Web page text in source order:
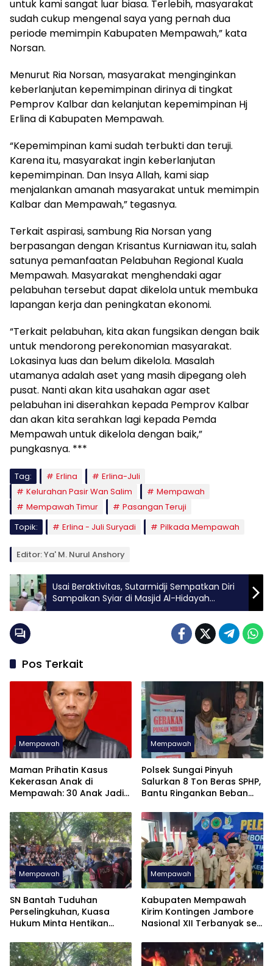
untuk kami sangat luar biasa. Terlebih, masyarakat
sudah cukup mengenal saya yang pernah dua
periode memimpin Kabupaten Mempawah,” kata
Norsan.
Menurut Ria Norsan, masyarakat menginginkan
keberlanjutan kepemimpinan dirinya di tingkat
Pemprov Kalbar dan kelanjutan kepemimpinan Hj
Erlina di Kabupaten Mempawah.
“Kepemimpinan kami sudah terbukti dan teruji.
Karena itu, masyarakat ingin keberlanjutan
kepemimpinan. Dan Insya Allah, kami siap
menjalankan amanah masyarakat untuk memimpin
Kalbar dan Mempawah,” tegasnya.
Terkait aspirasi, sambung Ria Norsan yang
berpasangan dengan Krisantus Kurniawan itu, salah
satunya pemanfaatan Pelabuhan Regional Kuala
Mempawah. Masyarakat menghendaki agar
pelabuhan tersebut dapat dikelola untuk membuka
lapangan kerja dan peningkatan ekonomi.
“Terkait pelabuhan, kita akan fungsikan dengan baik
untuk mendorong perekonomian masyarakat.
Lokasinya luas dan belum dikelola. Masalah
utamanya adalah aset yang masih dipegang oleh
pusat. Nanti akan kita usahakan agar aset
pelabuhan ini diserahkan kepada Pemprov Kalbar
dan akan kita serahkan lagi kepada Pemda
Mempawah untuk dikelola dengan baik,”
pungkasnya. ***
Tag: Erlina
Erlina-Juli
Kelurahan Pasir Wan Salim
Mempawah
Mempawah Timur
Pasangan Teruji
Topik:
Erlina - Juli Suryadi Pilkada Mempawah
Editor: Ya' M. Nurul Anshory
Usai Beraktivitas, Sutarmidji Sempatkan Diri
Sampaikan Syiar di Masjid Al-Hidayah
Singkawang
Pos Terkait
Mempawah
Maman Prihatin Kasus
Kekerasan Anak di
Mempawah: 30 Anak Jadi
Mempawah
Polsek Sungai Pinyuh
Salurkan 8 Ton Beras SPHP,
Bantu Ringankan Beban
Mempawah
SN Bantah Tuduhan
Perselingkuhan, Kuasa
Hukum Minta Hentikan
Mempawah
Kabupaten Mempawah
Kirim Kontingen Jambore
Nasional XII Terbanyak se